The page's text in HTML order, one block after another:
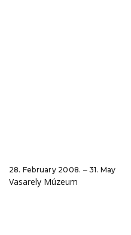
28. February 2008. ‒ 31. May
Vasarely Múzeum